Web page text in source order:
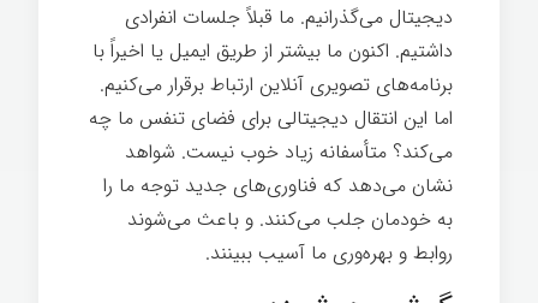
دیجیتال می‌گذرانیم. ما قبلاً جلسات انفرادی
داشتیم. اکنون ما بیشتر از طریق ایمیل یا اخیراً با
برنامه‌های تصویری آنلاین ارتباط برقرار می‌کنیم.
اما این انتقال دیجیتالی برای فضای تنفس ما چه
می‌کند؟ متأسفانه زیاد خوب نیست. شواهد
نشان می‌دهد که فناوری‌های جدید توجه ما را
به خودمان جلب می‌کنند. و باعث می‌شوند
روابط و بهره‌وری ما آسیب ببینند.